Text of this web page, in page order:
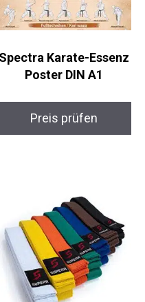
Spectra Karate-
Essenz Poster DIN A1